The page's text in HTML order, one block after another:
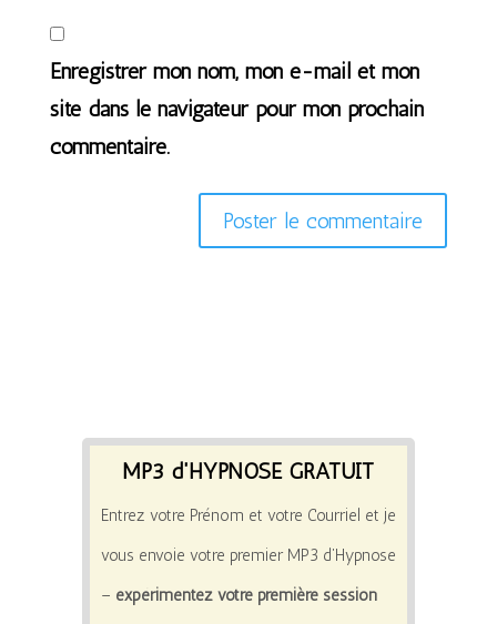
Enregistrer mon nom, mon e-mail et mon
site dans le navigateur pour mon prochain
commentaire.
MP3 d'HYPNOSE GRATUIT
Entrez votre Prénom et votre Courriel et je
vous envoie votre premier MP3 d’Hypnose
– expérimentez votre première session